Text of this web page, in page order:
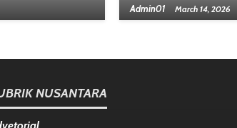
Admin01 March 14, 2026
NUSANTARA